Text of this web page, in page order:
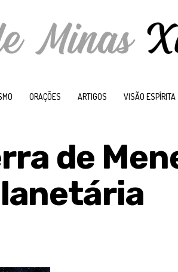
ORAÇÕES ARTIGOS VISÃO ESPÍRITA
de